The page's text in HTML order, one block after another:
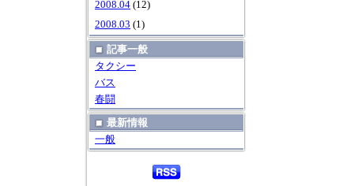
2008.04 (12)
2008.03 (1)
記事一般
タクシー
バス
春闘
最新情報
一般